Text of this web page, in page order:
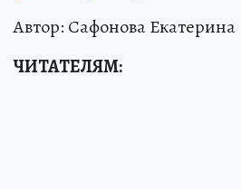
Автор: Сафонова Екатерина
ЧИТАТЕЛЯМ: